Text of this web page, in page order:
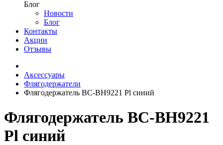
Блог
Новости
Блог
Контакты
Акции
Отзывы
Аксессуары
Флягодержатели
Флягодержатель BC-BH9221 Pl синий
Флягодержатель BC-BH9221
Pl синий